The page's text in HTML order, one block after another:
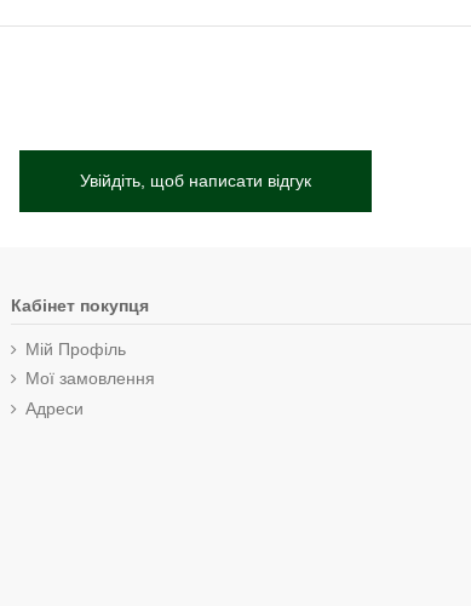
Увійдіть, щоб написати відгук
Кабінет покупця
Мій Профіль
Мої замовлення
Адреси